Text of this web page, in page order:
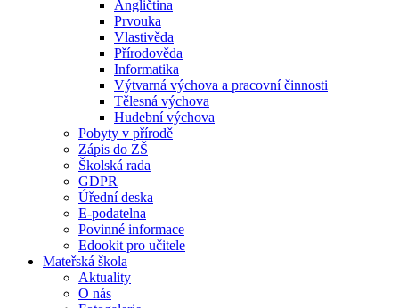
Angličtina
Prvouka
Vlastivěda
Přírodověda
Informatika
Výtvarná výchova a pracovní činnosti
Tělesná výchova
Hudební výchova
Pobyty v přírodě
Zápis do ZŠ
Školská rada
GDPR
Úřední deska
E-podatelna
Povinné informace
Edookit pro učitele
Mateřská škola
Aktuality
O nás